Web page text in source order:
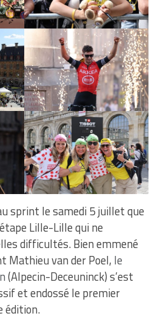
sprint le samedi 5 juillet que
Lille-Lille qui ne
difficultés. Bien emmené
Mathieu van der Poel, le
(Alpecin-Deceuninck) s’est
et endossé le premier
édition.